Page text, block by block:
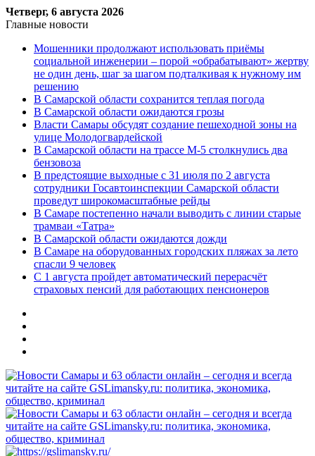
Четверг, 6 августа 2026
Главные новости
Мошенники продолжают использовать приёмы
социальной инженерии – порой «обрабатывают» жертву
не один день, шаг за шагом подталкивая к нужному им
решению
В Самарской области сохранится теплая погода
В Самарской области ожидаются грозы
Власти Самары обсудят создание пешеходной зоны на
улице Молодогвардейской
В Самарской области на трассе М-5 столкнулись два
бензовоза
В предстоящие выходные с 31 июля по 2 августа
сотрудники Госавтоинспекции Самарской области
проведут широкомасштабные рейды
В Самаре постепенно начали выводить с линии старые
трамваи «Татра»
В Самарской области ожидаются дожди
В Самаре на оборудованных городских пляжах за лето
спасли 9 человек
С 1 августа пройдет автоматический перерасчёт
страховых пенсий для работающих пенсионеров
Меню